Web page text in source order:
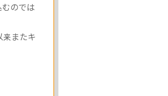
のでは
来またキ